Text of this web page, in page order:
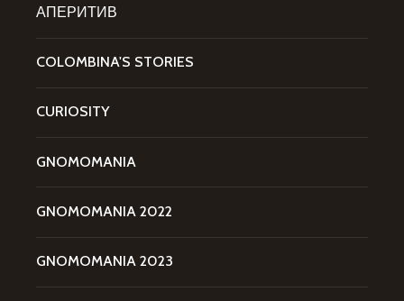
АПЕРИТИВ
COLOMBINA'S STORIES
CURIOSITY
GNOMOMANIA
GNOMOMANIA 2022
GNOMOMANIA 2023